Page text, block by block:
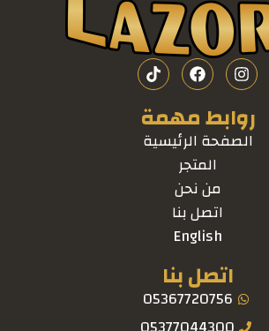
روابط مهمة
الصفحة الرئيسية
المتجر
من نحن
اتصل بنا
English
اتصل بنا
05367720756